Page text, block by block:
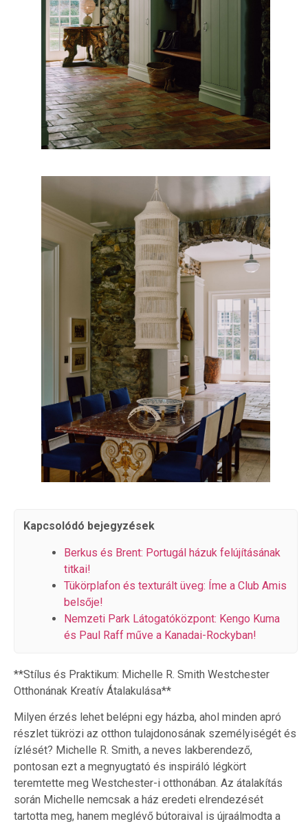
Kapcsolódó bejegyzések
Berkus és Brent: Portugál házuk felújításának
titkai!
Tükörplafon és texturált üveg: Íme a Club Amis
belsője!
Nemzeti Park Látogatóközpont: Kengo Kuma
és Paul Raff műve a Kanadai-Rockyban!
**Stílus és Praktikum: Michelle R. Smith Westchester
Otthonának Kreatív Átalakulása**
Milyen érzés lehet belépni egy házba, ahol minden apró
részlet tükrözi az otthon tulajdonosának személyiségét és
ízlését? Michelle R. Smith, a neves lakberendező,
pontosan ezt a megnyugtató és inspiráló légkört
teremtette meg Westchester-i otthonában. Az átalakítás
során Michelle nemcsak a ház eredeti elrendezését
tartotta meg, hanem meglévő bútoraival is újraálmodta a